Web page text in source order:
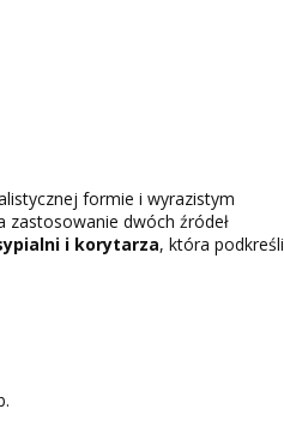
formie i wyrazistym
zastosowanie dwóch źródeł
i korytarza, która podkreśli